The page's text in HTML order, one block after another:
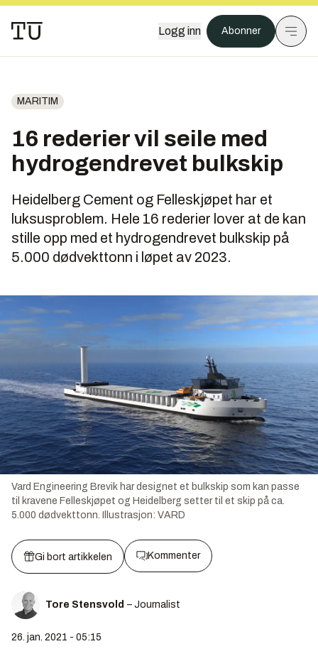
Logg inn Abonner
MARITIM
16 rederier vil seile med
hydrogendrevet bulkskip
Heidelberg Cement og Felleskjøpet har et
luksusproblem. Hele 16 rederier lover at de kan
stille opp med et hydrogendrevet bulkskip på
5.000 dødvekttonn i løpet av 2023.
Vard Engineering Brevik har designet et bulkskip som kan passe
til kravene Felleskjøpet og Heidelberg setter til et skip på ca.
5.000 dødvekttonn.
Illustrasjon: VARD
Gi bort artikkelen Kommenter
Tore Stensvold – Journalist
26. jan. 2021 - 05:15